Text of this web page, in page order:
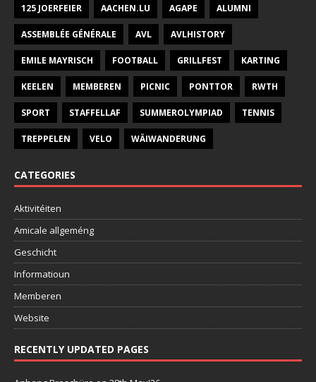
125 JOERFEIER AACHEN.LU AGAPE ALUMNI
ASSEMBLÉE GÉNÉRALE AVL AVLHISTORY
EMILE MAYRISCH FOOTBALL GRILLFEST KARTING
KEELEN MEMBEREN PICNIC PONTTOR RWTH
SPORT STAFFELLAF SUMMEROLYMPIAD TENNIS
TREPPELEN VELO WÄIWANDERUNG
CATEGORIES
Aktivitéiten
Amicale allgeméng
Geschicht
Informatioun
Memberen
Website
RECENTLY UPDATED PAGES